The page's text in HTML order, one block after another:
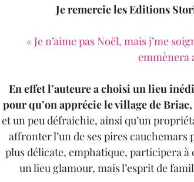
Je remercie les Editions
« Je n’aime pas Noël, mais j’me
emmènera
En effet l’auteure a choisi un lieu
pour qu’on apprécie le village de
et un peu défraichie, ainsi qu’un
affronter l’un de ses pires
plus délicate, emphatique, participera à
un lieu glamour, mais l’esprit de